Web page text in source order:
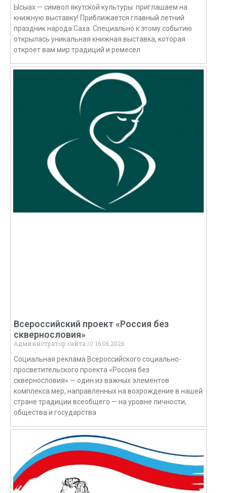
Ысыах — символ якутской культуры: приглашаем на
книжную выставку! Приближается главный летний
праздник народа Саха. Специально к этому событию
открылась уникальная книжная выставка, которая
откроет вам мир традиций и ремесел
Всероссийский проект «Россия без
сквернословия»
Администратор сайта
16.06.2026
Социальная реклама Всероссийского социально-
просветительского проекта «Россия без
сквернословия» — один из важных элементов
комплекса мер, направленных на возрождение в нашей
стране традиции всеобщего — на уровне личности,
общества и государства